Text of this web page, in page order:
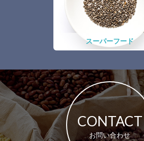
スーパーフード
CONTACT
お問い合わせ